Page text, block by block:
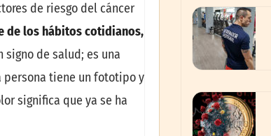
de riesgo del cáncer
de los hábitos cotidianos,
signo de salud; es una
persona tiene un fototipo y
significa que ya se ha